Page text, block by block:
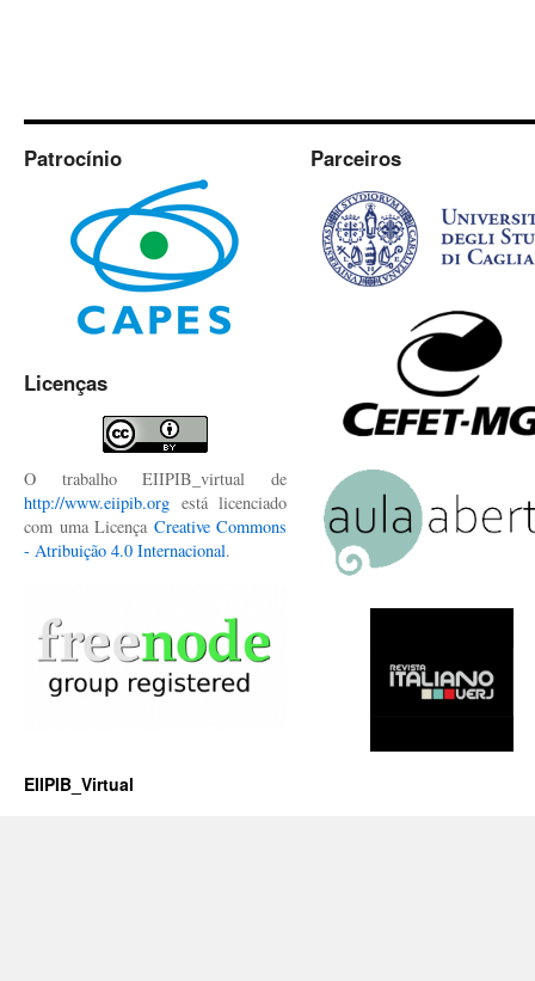
Patrocínio
Licenças
O trabalho EIIPIB_virtual de
http://www.eiipib.org está licenciado
com uma Licença Creative Commons
- Atribuição 4.0 Internacional.
Parceiros
EIIPIB_Virtual